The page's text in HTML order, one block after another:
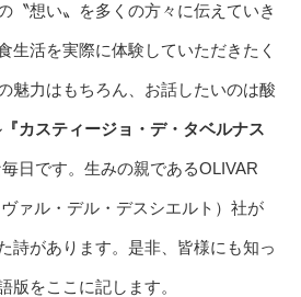
〝想い〟を多くの方々に伝えていき
生活を実際に体験していただきたく
魅力はもちろん、お話したいのは酸
『カスティージョ・デ・タベルナス
日です。生みの親であるOLIVAR
ァル・デル・デスシエルト）社が
詩があります。是非、皆様にも知っ
版をここに記します。